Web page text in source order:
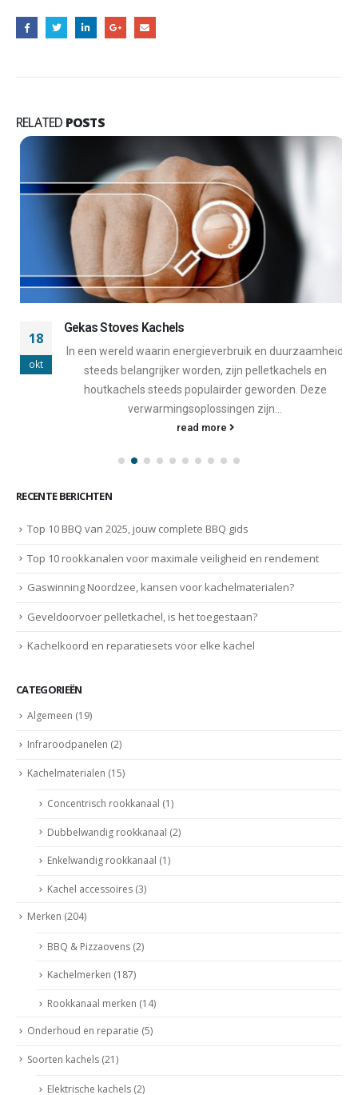
RELATED POSTS
18
okt
Gekas Stoves Kachels
In een wereld waarin energieverbruik en duurzaamheid
steeds belangrijker worden, zijn pelletkachels en
houtkachels steeds populairder geworden. Deze
verwarmingsoplossingen zijn...
read more
RECENTE BERICHTEN
Top 10 BBQ van 2025, jouw complete BBQ gids
Top 10 rookkanalen voor maximale veiligheid en rendement
Gaswinning Noordzee, kansen voor kachelmaterialen?
Geveldoorvoer pelletkachel, is het toegestaan?
Kachelkoord en reparatiesets voor elke kachel
CATEGORIEËN
Algemeen (19)
Infraroodpanelen (2)
Kachelmaterialen (15)
Concentrisch rookkanaal (1)
Dubbelwandig rookkanaal (2)
Enkelwandig rookkanaal (1)
Kachel accessoires (3)
Merken (204)
BBQ & Pizzaovens (2)
Kachelmerken (187)
Rookkanaal merken (14)
Onderhoud en reparatie (5)
Soorten kachels (21)
Elektrische kachels (2)